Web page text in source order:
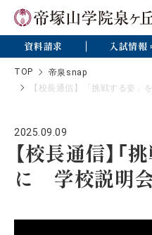
資料請求 入試情報
TOP
帝泉snap
【校長通信】「挑戦する姿
2025.09.09
【校長通信】「
に 学校説明